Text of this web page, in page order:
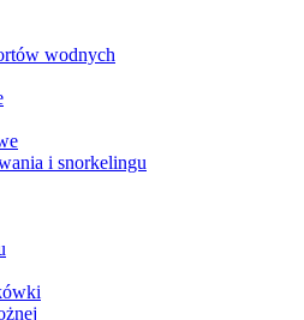
wodnych
i snorkelingu